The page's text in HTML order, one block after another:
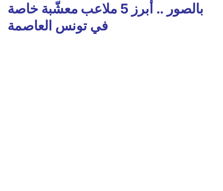
بالصور .. أبرز 5 ملاعب معشّبة خاصة
في تونس العاصمة